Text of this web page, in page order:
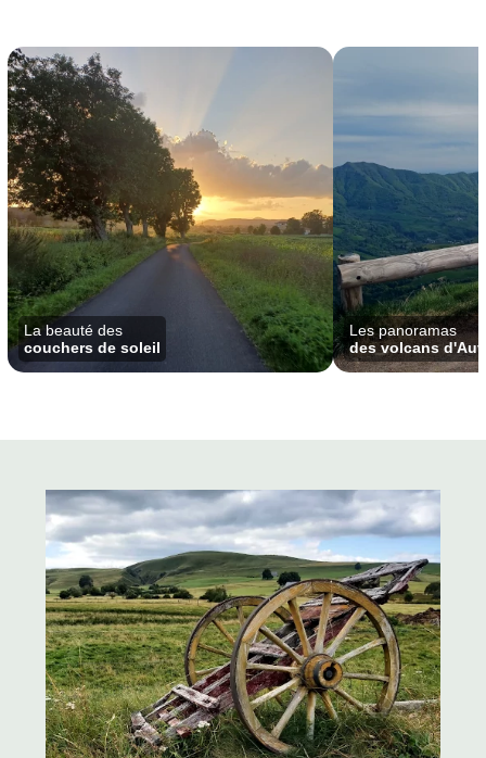
La beauté des
couchers de soleil
Les panoramas
des volcans